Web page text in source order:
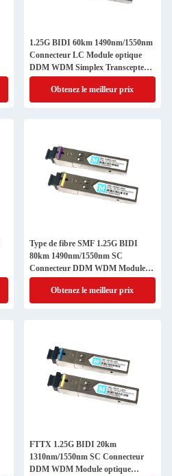
1.25G BIDI 60km 1490nm/1550nm
Connecteur LC Module optique
DDM WDM Simplex Transcepteur
Module SFP pour les réseaux FTTX
de vitesseObtenez le meilleur prix
Type de fibre SMF 1.25G BIDI
80km 1490nm/1550nm SC
Connecteur DDM WDM Module
optique simplex Transcepteur SFP
Module pour FTTX
Obtenez le meilleur prix
FTTX 1.25G BIDI 20km
1310nm/1550nm SC Connecteur
DDM WDM Module optique